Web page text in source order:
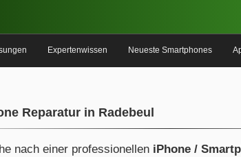
Expertenwissen Neueste Smartphones
Reparatur in Radebeul
nach einer professionellen iPhone /